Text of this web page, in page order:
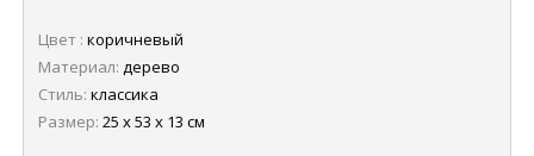
Цвет : коричневый
Материал: дерево
Стиль: классика
Размер: 25 х 53 х 13 см